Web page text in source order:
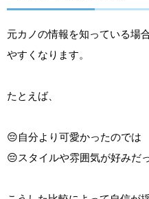
元カノの情報を知っている場
やすくなります。
たとえば、
😔自分より可愛かったのでは
😔スタイルや雰囲気が好みだ